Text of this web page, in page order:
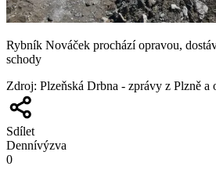
Rybník Nováček prochází opravou,
schody
Zdroj: Plzeňská Drbna - zprávy z Plzně a
Sdílet
Dennívýzva
0